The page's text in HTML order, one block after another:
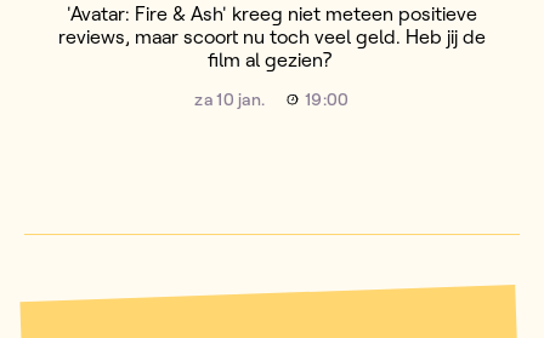
'Avatar: Fire & Ash' kreeg niet meteen positieve
reviews, maar scoort nu toch veel geld. Heb jij de
film al gezien?
za 10 jan. 19:00